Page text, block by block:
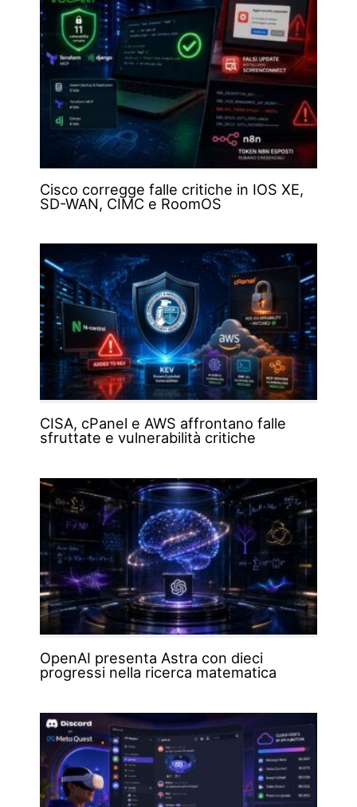
Cisco corregge falle critiche in IOS XE,
SD-WAN, CIMC e RoomOS
CISA, cPanel e AWS affrontano falle
sfruttate e vulnerabilità critiche
OpenAI presenta Astra con dieci
progressi nella ricerca matematica